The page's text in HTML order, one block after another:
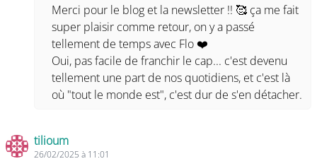
Merci pour le blog et la newsletter !! 🥰 ça me fait
super plaisir comme retour, on y a passé
tellement de temps avec Flo ❤️
Oui, pas facile de franchir le cap... c'est devenu
tellement une part de nos quotidiens, et c'est là
où "tout le monde est", c'est dur de s'en détacher.
tilioum
26/02/2025 à 11:01